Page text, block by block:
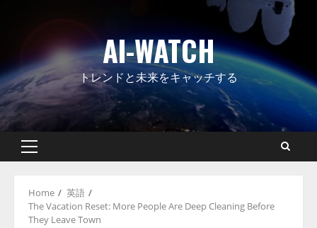
AI-WATCH
トレンドと未来をキャッチする
Primary
Home
英語
The Vacation Reset: More People Are Deep Cleaning Before
They Leave Town